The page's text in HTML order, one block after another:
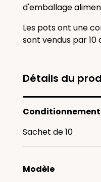
d'emballage
Les pots ont une
sont vendus par 10
Détails du
Conditionnement
Sachet de 10
Modèle